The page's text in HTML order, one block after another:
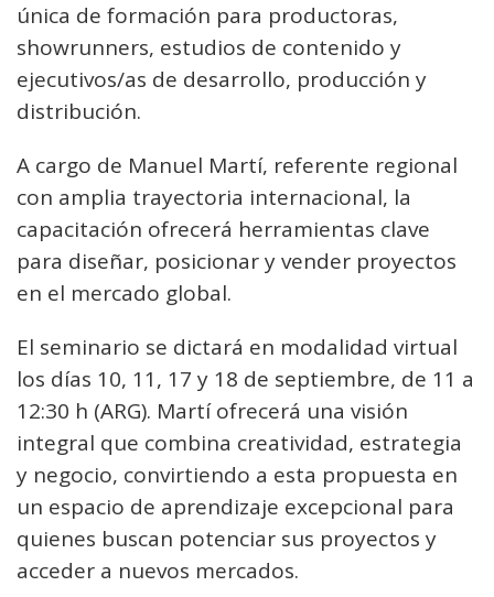
única de formación para productoras,
showrunners, estudios de contenido y
ejecutivos/as de desarrollo, producción y
distribución.
A cargo de Manuel Martí, referente regional
con amplia trayectoria internacional, la
capacitación ofrecerá herramientas clave
para diseñar, posicionar y vender proyectos
en el mercado global.
El seminario se dictará en modalidad virtual
los días 10, 11, 17 y 18 de septiembre, de 11 a
12:30 h (ARG). Martí ofrecerá una visión
integral que combina creatividad, estrategia
y negocio, convirtiendo a esta propuesta en
un espacio de aprendizaje excepcional para
quienes buscan potenciar sus proyectos y
acceder a nuevos mercados.